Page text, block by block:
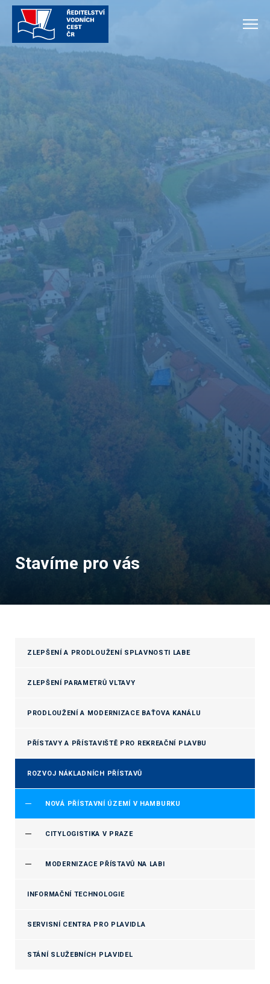
Stavíme pro vás
ZLEPŠENÍ A PRODLOUŽENÍ SPLAVNOSTI LABE
ZLEPŠENÍ PARAMETRŮ VLTAVY
PRODLOUŽENÍ A MODERNIZACE BAŤOVA KANÁLU
PŘÍSTAVY A PŘÍSTAVIŠTĚ PRO REKREAČNÍ PLAVBU
ROZVOJ NÁKLADNÍCH PŘÍSTAVŮ
NOVÁ PŘÍSTAVNÍ ÚZEMÍ V HAMBURKU
CITYLOGISTIKA V PRAZE
MODERNIZACE PŘÍSTAVŮ NA LABI
INFORMAČNÍ TECHNOLOGIE
SERVISNÍ CENTRA PRO PLAVIDLA
STÁNÍ SLUŽEBNÍCH PLAVIDEL